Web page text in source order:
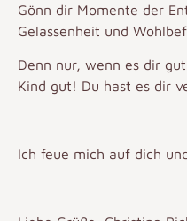
Gönn dir Momente der
Gelassenheit und
Denn nur, wenn es dir
Kind gut! Du hast es dir
Ich feue mich auf dich